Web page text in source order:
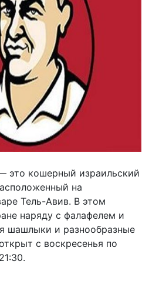
это кошерный израильский
на
Тель-Авив. В этом
наряду с фалафелем и
шашлыки и разнообразные
с воскресенья по